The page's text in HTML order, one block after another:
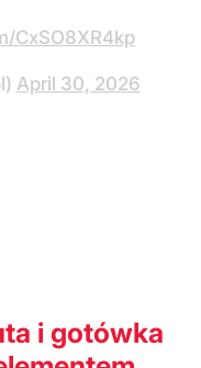
CxSO8XR4kp
April 30, 2026
i gotówka